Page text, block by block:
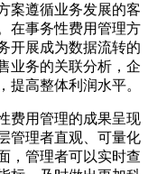
案遵循业务发展的客
在事务性费用管理方
开展成为数据流转的
业务的关联分析，企
提高整体利润水平。
费用管理的成果呈现
管理者直观、可量化
，管理者可以实时查